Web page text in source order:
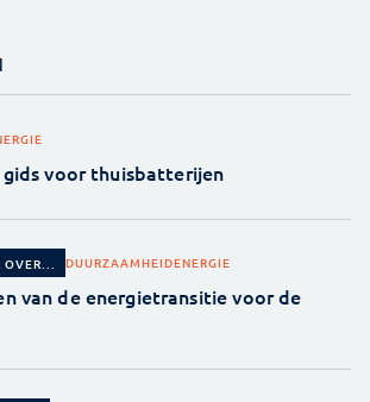
voor thuisbatterijen
DUURZAAMHEIDENERGIE
van de energietransitie voor de